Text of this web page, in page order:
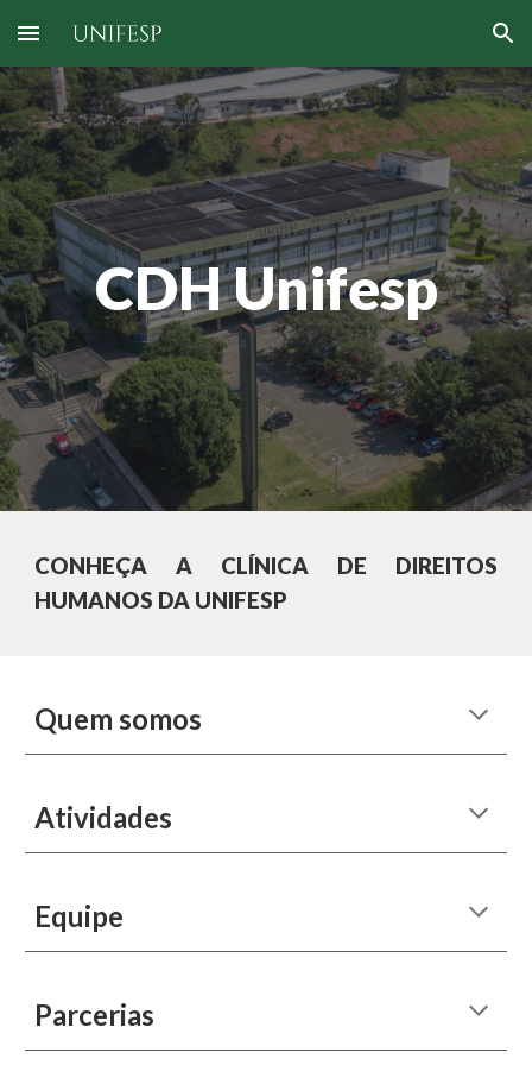
Skip to main content Skip to navigation
CDH Unifesp
CONHEÇA A CLÍNICA DE DIREITOS
HUMANOS DA UNIFESP
Quem somos
Atividades
Equipe
Parcerias